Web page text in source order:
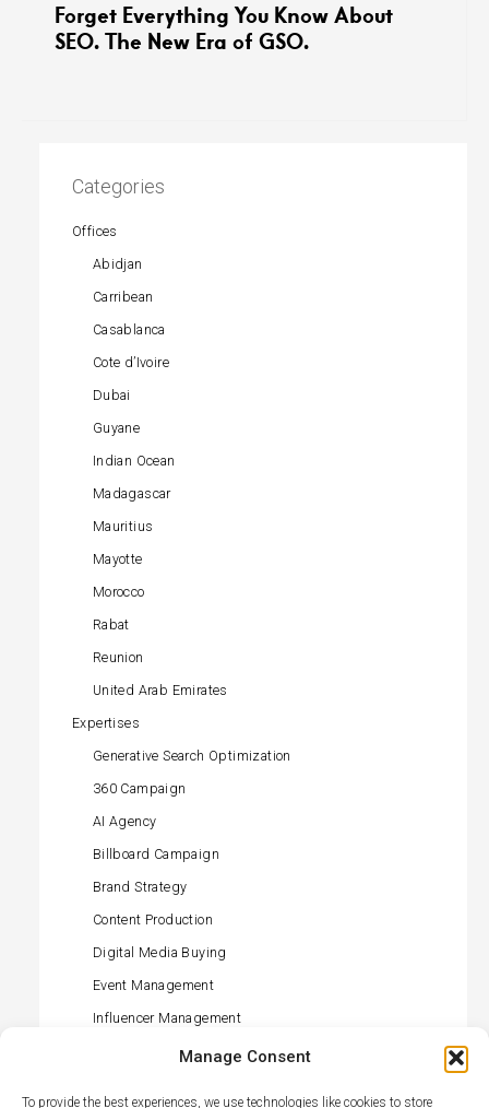
Manage Consent
To provide the best experiences, we use technologies like cookies to store
Forget Everything You Know About
SEO. The New Era of GSO.
Categories
Offices
Abidjan
Carribean
Casablanca
Cote d’Ivoire
Dubai
Guyane
Indian Ocean
Madagascar
Mauritius
Mayotte
Morocco
Rabat
Reunion
United Arab Emirates
Expertises
Generative Search Optimization
360 Campaign
AI Agency
Billboard Campaign
Brand Strategy
Content Production
Digital Media Buying
Event Management
Influencer Management
Offline Media Buying